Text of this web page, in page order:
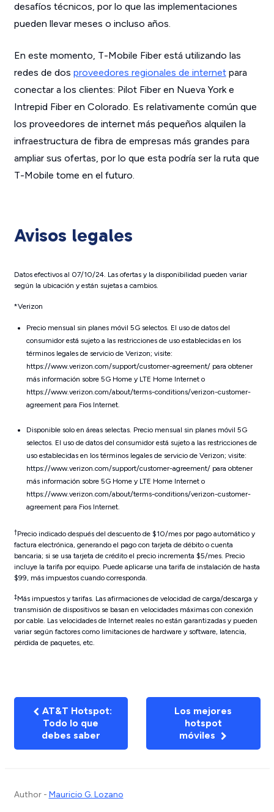
desafíos técnicos, por lo que las implementaciones
pueden llevar meses o incluso años.
En este momento, T-Mobile Fiber está utilizando las
redes de dos proveedores regionales de internetpara
conectar a los clientes: Pilot Fiber en Nueva York e
Intrepid Fiber en Colorado. Es relativamente común que
los proveedores de internet más pequeños alquilen la
infraestructura de fibra de empresas más grandes para
ampliar sus ofertas, por lo que esta podría ser la ruta que
T-Mobile tome en el futuro.
Avisos legales
Datos efectivos al 07/10/24. Las ofertas y la disponibilidad pueden variar
según la ubicación y están sujetas a cambios.
*Verizon
Precio mensual sin planes móvil 5G selectos. El uso de datos del
consumidor está sujeto a las restricciones de uso establecidas en los
términos legales de servicio de Verizon; visite:
https://www.verizon.com/support/customer-agreement/ para obtener
más información sobre 5G Home y LTE Home Internet o
https://www.verizon.com/about/terms-conditions/verizon-customer-
agreement para Fios Internet.
Disponible solo en áreas selectas. Precio mensual sin planes móvil 5G
selectos. El uso de datos del consumidor está sujeto a las restricciones de
uso establecidas en los términos legales de servicio de Verizon; visite:
https://www.verizon.com/support/customer-agreement/ para obtener
más información sobre 5G Home y LTE Home Internet o
https://www.verizon.com/about/terms-conditions/verizon-customer-
agreement para Fios Internet.
†Precio indicado después del descuento de $10/mes por pago automático y
factura electrónica, generando el pago con tarjeta de débito o cuenta
bancaria; si se usa tarjeta de crédito el precio incrementa $5/mes. Precio
incluye la tarifa por equipo. Puede aplicarse una tarifa de instalación de hasta
$99, más impuestos cuando corresponda.
‡Más impuestos y tarifas. Las afirmaciones de velocidad de carga/descarga y
transmisión de dispositivos se basan en velocidades máximas con conexión
por cable. Las velocidades de Internet reales no están garantizadas y pueden
variar según factores como limitaciones de hardware y software, latencia,
pérdida de paquetes, etc.
AT&T Hotspot:
Todo lo que
debes saber
Los mejores
hotspot
móviles
Author - Mauricio G. Lozano